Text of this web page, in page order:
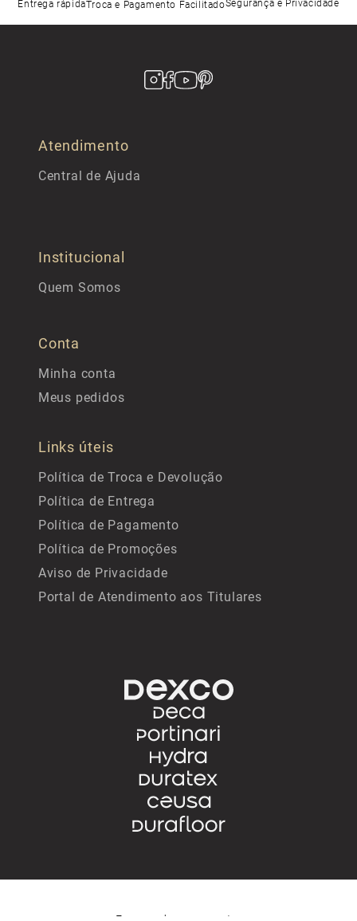
Entrega rápidaTroca e Pagamento FacilitadoSegurança e Privacidade
Atendimento
Central de Ajuda
Institucional
Quem Somos
Conta
Minha conta
Meus pedidos
Links úteis
Política de Troca e Devolução
Política de Entrega
Política de Pagamento
Política de Promoções
Aviso de Privacidade
Portal de Atendimento aos Titulares